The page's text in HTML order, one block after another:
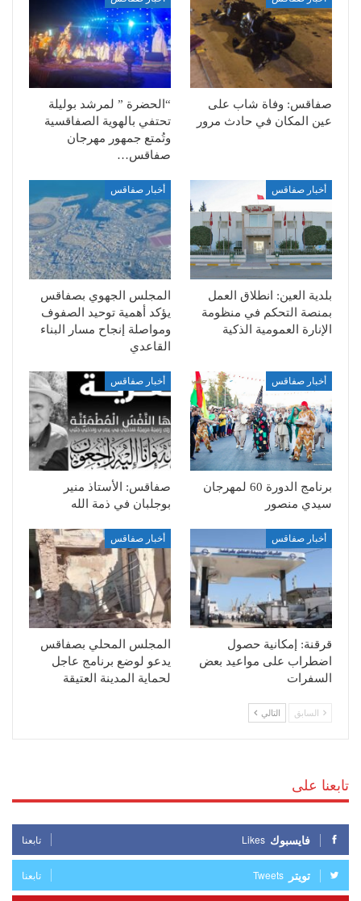
صفاقس: وفاة شاب على
عين المكان في حادث مرور
“الحضرة ” لمرشد بوليلة
تحتفي بالهوية الصفاقسية
وتُمتع جمهور مهرجان
صفاقس…
أخبار صفاقس
بلدية العين: انطلاق العمل
بمنصة التحكم في منظومة
الإنارة العمومية الذكية
أخبار صفاقس
المجلس الجهوي بصفاقس
يؤكد أهمية توحيد الصفوف
ومواصلة إنجاح مسار البناء
القاعدي
أخبار صفاقس
برنامج الدورة 60 لمهرجان
سيدي منصور
أخبار صفاقس
صفاقس: الأستاذ منير
بوجلبان في ذمة الله
أخبار صفاقس
قرقنة: إمكانية حصول
اضطراب على مواعيد بعض
السفرات
أخبار صفاقس
المجلس المحلي بصفاقس
يدعو لوضع برنامج عاجل
لحماية المدينة العتيقة
السابق التالي
تابعنا على
فايسبوك Likes تابعنا
تويتر Tweets تابعنا